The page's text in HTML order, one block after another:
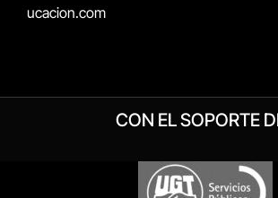
ucacion.com
CON EL SOPORTE